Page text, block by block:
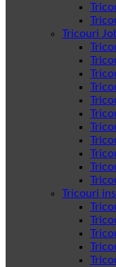
Tricouri
Tricouri